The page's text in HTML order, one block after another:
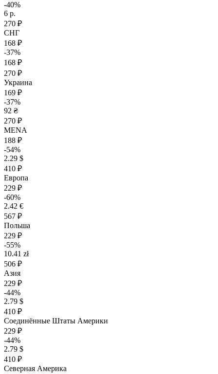
-40%
6 р.
270 ₽
СНГ
168 ₽
-37%
168 ₽
270 ₽
Украина
169 ₽
-37%
92 ₴
270 ₽
MENA
188 ₽
-54%
2.29 $
410 ₽
Европа
229 ₽
-60%
2.42 €
567 ₽
Польша
229 ₽
-55%
10.41 zł
506 ₽
Азия
229 ₽
-44%
2.79 $
410 ₽
Соединённые Штаты Америки
229 ₽
-44%
2.79 $
410 ₽
Северная Америка